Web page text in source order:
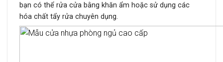
bạn có thể rửa cửa bằng khăn ẩm hoặc sử dụng các
hóa chất tẩy rửa chuyên dụng.